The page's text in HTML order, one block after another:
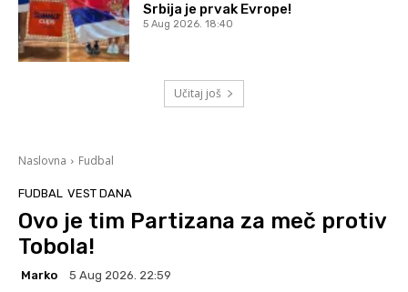
Srbija je prvak Evrope!
5 Aug 2026. 18:40
Učitaj još